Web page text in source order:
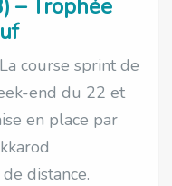
– Trophée
course sprint de
end du 22 et
en place par
distance.